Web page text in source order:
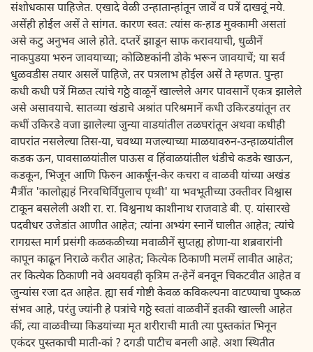
संशोधकास पाहिजेत. एखादे वेळी उन्हातान्हांतून जावें व पत्रें दाखवूं नये.
असेंही होईल असें ते सांगत. कारण स्वत: त्यांस क-हाड मुक्कामी असतां
असे कटु अनुभव आले होते. दप्तरें झाडून साफ करावयाची, धुळीनें
नाकपुडया भरुन जावयाच्या; कोळिष्टकांनी डोके भरून जावयाचें; या सर्व
धुळवडीस तयार असलें पाहिजे, तर पत्रलाभ होईल असें ते म्हणत. पुन्हा
कधी कधी पत्रें मिळत त्यांचे गठ्ठे वाळूनें खाल्लेले अगर पावसानें एकत्र झालेले
असे असावयाचे. सातव्या खंडाचे अश्रांत परिश्रमानें कधी उकिरडयांतून तर
कधीं उकिरडे वजा झालेल्या जुन्या वाडयांतील तळघरांतून अथवा कधीही
वापरांत नसलेल्या तिस-या, चवथ्या मजल्याच्या माळयावरुन-उन्हाळयांतील
कडक ऊन, पावसाळयांतील पाऊस व हिंवाळयांतील थंडीचे कडके खाऊन,
कडकून, भिजून आणि फिरुन आकर्षून-केर कचरा व वाळवी यांच्या अखंड
मैत्रींत 'कालोह्यहं निरवधिर्विपुलाच पृथ्वी' या भवभूतीच्या उक्तीवर विश्वास
टाकून बसलेली अशी रा. रा. विश्वनाथ काशीनाथ राजवाडे बी. ए. यांसारखे
पदवीधर उजेडांत आणीत आहेत; त्यांना अभ्यंग स्नानें घालीत आहेत; त्यांचे
रागग्रस्त मार्ग प्रसंगी कळकळीच्या मवाळीनें सुप्तह्य होणा-या शब्रवारांनी
कापून काढून निराळे करीत आहेत; कित्येक ठिकाणी मलमें लावीत आहेत;
तर कित्येक ठिकाणी नवे अवयवही कृत्रिम त-हेनें बनवून चिकटवीत आहेत व
जुन्यांस रजा दत आहेत. ह्या सर्व गोष्टी केवळ कविकल्पना वाटण्याचा पुष्कळ
संभव आहे, परंतु ज्यांनी हे पत्रांचे गठ्ठे स्वतां वाळवीनें इतकी खाल्ली आहेत
कीं, त्या वाळवीच्या किडयांच्या मृत शरीराची माती त्या पुस्तकांत भिनून
एकंदर पुस्तकाची माती-कां ? दगडी पाटीच बनली आहे. अशा स्थितीत